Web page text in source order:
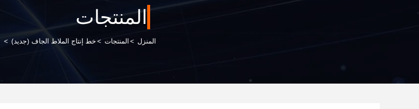
المنتجات
المنزل >المنتجات >خط إنتاج الملاط الجاف (جديد) >